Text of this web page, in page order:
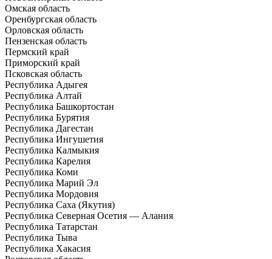
Омская область
Оренбургская область
Орловская область
Пензенская область
Пермский край
Приморский край
Псковская область
Республика Адыгея
Республика Алтай
Республика Башкортостан
Республика Бурятия
Республика Дагестан
Республика Ингушетия
Республика Калмыкия
Республика Карелия
Республика Коми
Республика Марий Эл
Республика Мордовия
Республика Саха (Якутия)
Республика Северная Осетия — Алания
Республика Татарстан
Республика Тыва
Республика Хакасия